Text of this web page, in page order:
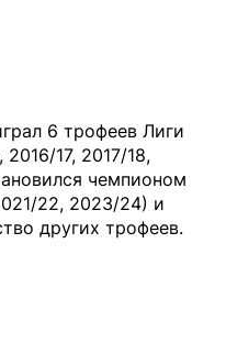
6 трофеев Лиги
17, 2017/18,
чемпионом
22, 2023/24) и
других трофеев.